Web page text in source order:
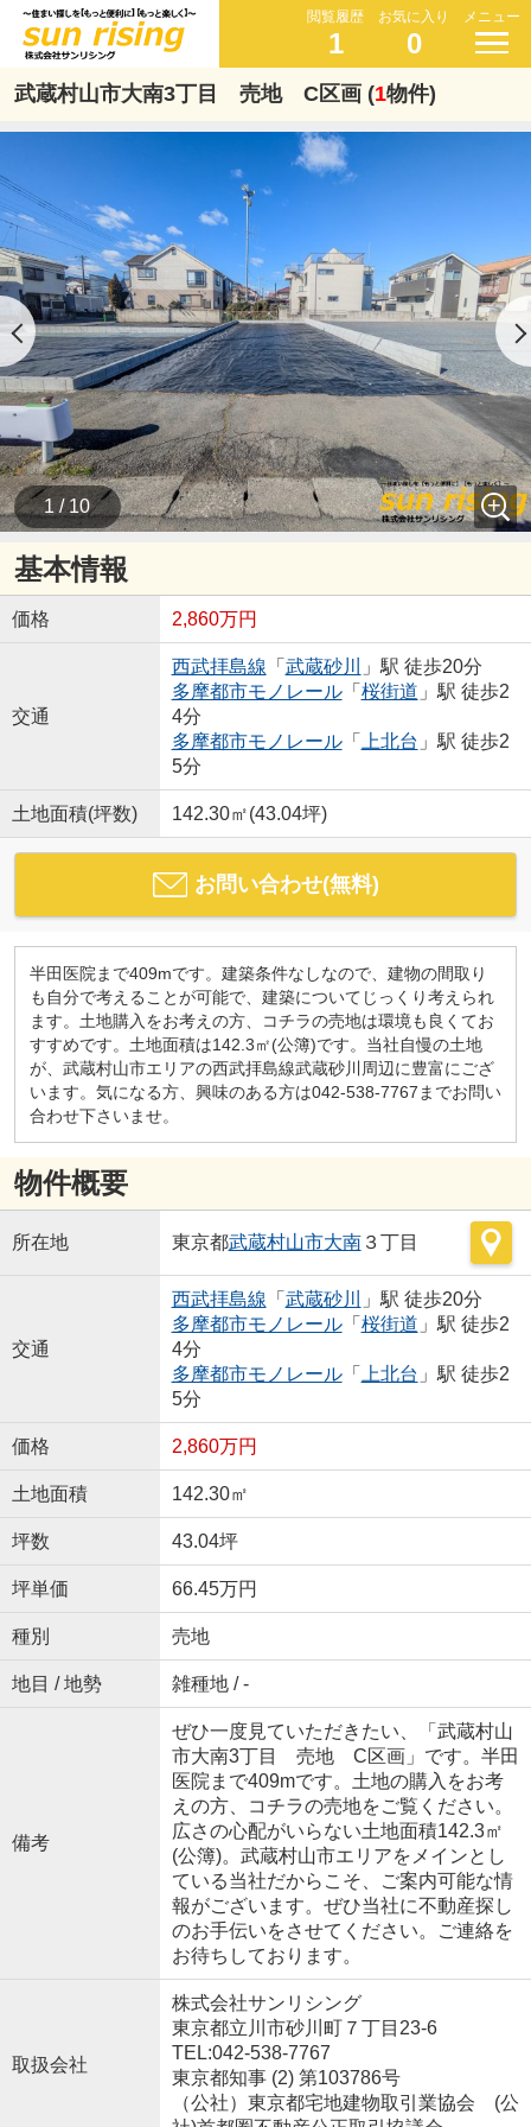
閲覧履歴
1
お気に入り
0
メニュー
武蔵村山市大南3丁目 売地 C区画 (1物件)
1 / 10
基本情報
価格 2,860万円
交通
西武拝島線 「 武蔵砂川
」駅 徒歩20分
多摩都市モノレール「 桜街道 」駅 徒歩2
4分
多摩都市モノレール「 上北台 」駅 徒歩2
5分
土地面積(坪数) 142.30㎡(43.04坪)
お問い合わせ(無料)
半田医院まで409mです。建築条件なしなので、建物の間取り
も自分で考えることが可能で、建築についてじっくり考えられ
ます。土地購入をお考えの方、コチラの売地は環境も良くてお
すすめです。土地面積は142.3㎡(公簿)です。当社自慢の土地
が、武蔵村山市エリアの西武拝島線武蔵砂川周辺に豊富にござ
います。気になる方、興味のある方は042-538-7767までお問い
合わせ下さいませ。
物件概要
所在地 東京都武蔵村山市大南３丁目
交通
西武拝島線 「 武蔵砂川
」駅 徒歩20分
多摩都市モノレール「 桜街道 」駅 徒歩2
4分
多摩都市モノレール「 上北台 」駅 徒歩2
5分
価格 2,860万円
土地面積 142.30㎡
坪数 43.04坪
坪単価 66.45万円
種別 売地
地目 / 地勢 雑種地 / -
備考
ぜひ一度見ていただきたい、「武蔵村山
市大南3丁目 売地 C区画」です。半田
医院まで409mです。土地の購入をお考
えの方、コチラの売地をご覧ください。
広さの心配がいらない土地面積142.3㎡
(公簿)。武蔵村山市エリアをメインとし
ている当社だからこそ、ご案内可能な情
報がございます。ぜひ当社に不動産探し
のお手伝いをさせてください。ご連絡を
お待ちしております。
取扱会社
株式会社サンリシング
東京都立川市砂川町７丁目23-6
TEL:042-538-7767
東京都知事 (2) 第103786号
（公社）東京都宅地建物取引業協会 (公